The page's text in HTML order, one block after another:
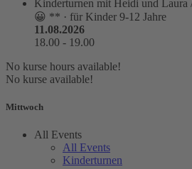
Kinderturnen mit Heidi und
😀 ** · für Kinder 9-12 Jahre
11.08.2026
18.00 - 19.00
No kurse hours available!
No kurse available!
Mittwoch
All Events
All Events
Kinderturnen